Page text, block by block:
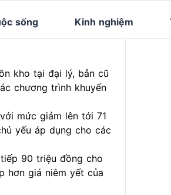
sống Kinh nghiệm
kho tại đại lý, bản cũ
chương trình khuyến
mức giảm lên tới 71
yếu áp dụng cho các
90 triệu đồng cho
hơn giá niêm yết của